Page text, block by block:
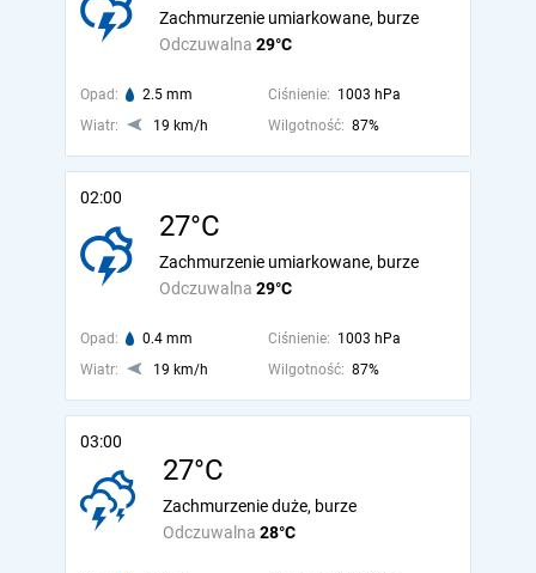
Odczuwalna 29°C
Zachmurzenie umiarkowane, burze
Opad: 2.5 mm Ciśnienie: 1003 hPa
Wiatr:
19 km/h Wilgotność: 87%
02:00
27°C
Odczuwalna 29°C
Zachmurzenie umiarkowane, burze
Opad: 0.4 mm Ciśnienie: 1003 hPa
Wiatr:
19 km/h Wilgotność: 87%
03:00
27°C
Odczuwalna 28°C
Zachmurzenie duże, burze